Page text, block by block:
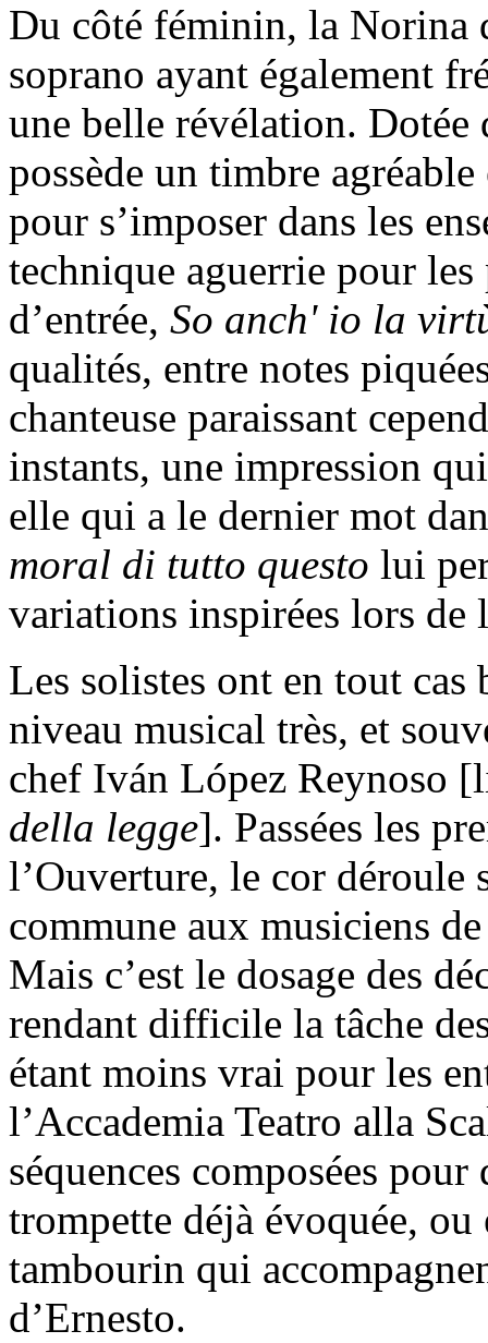
Du côté féminin, la Norina
soprano ayant également
une belle révélation.
possède un timbre
pour s’imposer dans les
technique aguerrie pour les
d’entrée, So anch' io la
qualités, entre notes
chanteuse paraissant
instants, une impression
elle qui a le dernier mot
moral di tutto questo lui
variations inspirées lors de
Les solistes ont en tout
niveau musical très, et
chef Iván López Reynoso
della legge]. Passées les
l’Ouverture, le cor déroule
commune aux musiciens
Mais c’est le dosage des
rendant difficile la tâche
étant moins vrai pour les
l’Accademia Teatro alla
séquences composées
trompette déjà évoquée,
tambourin qui
d’Ernesto.